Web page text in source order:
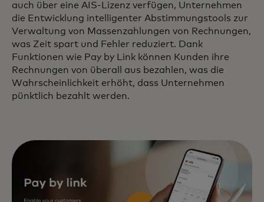
auch über eine AIS-Lizenz verfügen, Unternehmen
die Entwicklung intelligenter Abstimmungstools zur
Verwaltung von Massenzahlungen von Rechnungen,
was Zeit spart und Fehler reduziert. Dank
Funktionen wie Pay by Link können Kunden ihre
Rechnungen von überall aus bezahlen, was die
Wahrscheinlichkeit erhöht, dass Unternehmen
pünktlich bezahlt werden.